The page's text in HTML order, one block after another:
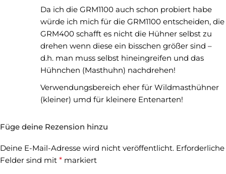
Da ich die GRM1100 auch schon probiert habe
würde ich mich für die GRM1100 entscheiden, die
GRM400 schafft es nicht die Hühner selbst zu
drehen wenn diese ein bisschen größer sind –
d.h. man muss selbst hineingreifen und das
Hühnchen (Masthuhn) nachdrehen!
Verwendungsbereich eher für Wildmasthühner
(kleiner) umd für kleinere Entenarten!
Füge deine Rezension hinzu
Deine E-Mail-Adresse wird nicht veröffentlicht. Erforderliche
Felder sind mit * markiert